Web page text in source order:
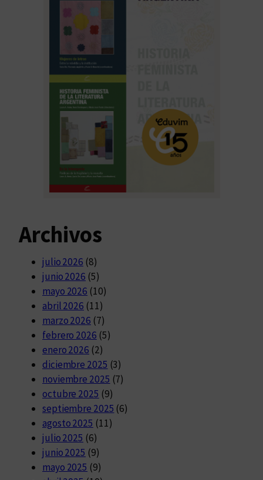
Archivos
julio 2026 (8)
junio 2026 (5)
mayo 2026 (10)
abril 2026 (11)
marzo 2026 (7)
febrero 2026 (5)
enero 2026 (2)
diciembre 2025 (3)
noviembre 2025 (7)
octubre 2025 (9)
septiembre 2025 (6)
agosto 2025 (11)
julio 2025 (6)
junio 2025 (9)
mayo 2025 (9)